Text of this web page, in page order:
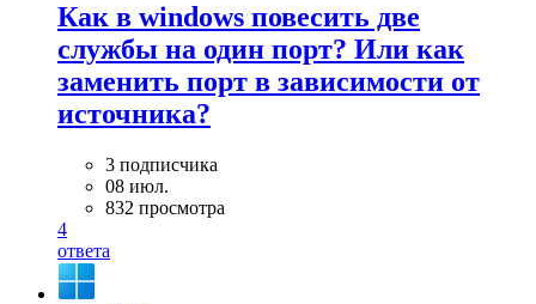
Как в windows повесить две
службы на один порт? Или как
заменить порт в зависимости от
источника?
3 подписчика
08 июл.
832 просмотра
4
ответа